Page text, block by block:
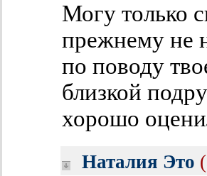
Могу только
прежнему не
по поводу
близкой
хорошо
Наталия Это